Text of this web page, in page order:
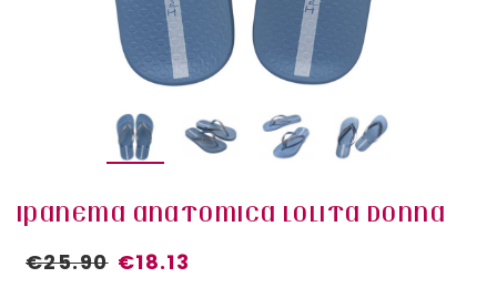
IPANEMA ANATOMICA LOLITA DONNA
€25.90 €18.13